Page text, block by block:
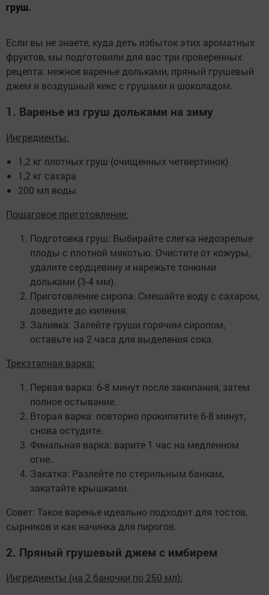
груш.
Если вы не знаете, куда деть избыток этих ароматных
фруктов, мы подготовили для вас три проверенных
рецепта: нежное варенье дольками, пряный грушевый
джем и воздушный кекс с грушами и шоколадом.
1. Варенье из груш дольками на зиму
Ингредиенты:
1,2 кг плотных груш (очищенных четвертинок)
1,2 кг сахара
200 мл воды
Пошаговое приготовление:
Подготовка груш: Выбирайте слегка недозрелые
плоды с плотной мякотью. Очистите от кожуры,
удалите сердцевину и нарежьте тонкими
дольками (3-4 мм).
Приготовление сиропа: Смешайте воду с сахаром,
доведите до кипения.
Заливка: Залейте груши горячим сиропом,
оставьте на 2 часа для выделения сока.
Трехэтапная варка:
Первая варка: 6-8 минут после закипания, затем
полное остывание.
Вторая варка: повторно прокипятите 6-8 минут,
снова остудите.
Финальная варка: варите 1 час на медленном
огне.
Закатка: Разлейте по стерильным банкам,
закатайте крышками.
Совет: Такое варенье идеально подходит для тостов,
сырников и как начинка для пирогов.
2. Пряный грушевый джем с имбирем
Ингредиенты (на 2 баночки по 250 мл):